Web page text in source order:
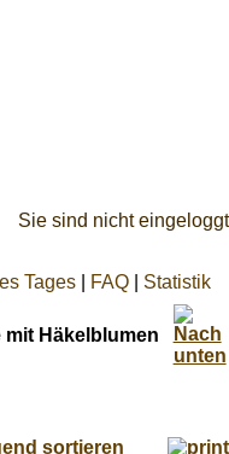
Sie sind nicht eingeloggt
Tages FAQ Statistik
mit Häkelblumen